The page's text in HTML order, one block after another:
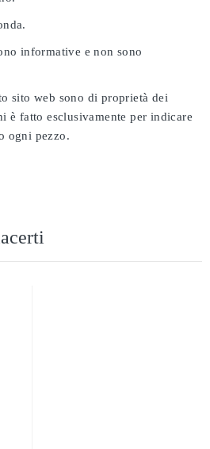
informative e non sono
sito web sono di proprietà dei
è fatto esclusivamente per indicare
ogni pezzo.